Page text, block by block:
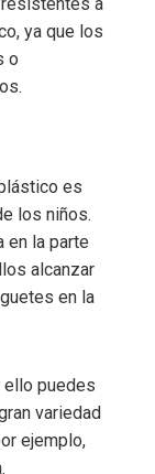
ya que los
o
es
los niños.
en la parte
alcanzar
en la
ello puedes
variedad
ejemplo,